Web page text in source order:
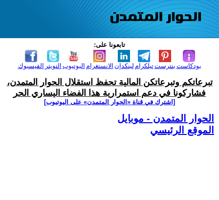
تابعونا على:
الفيسبوك التويتر اليوتيوب الانستغرام لينكدإن تيلكرامبنترست بودكاست
تبرعاتكم وتبرعاتكن المالية تحفظ استقلال الحوار المتمدن،
فشاركونا في دعم استمرارية هذا الفضاء اليساري الحر
[اشترك في قناة ‫«الحوار المتمدن» على اليوتيوب]
الحوار المتمدن - موبايل
الموقع الرئيسي